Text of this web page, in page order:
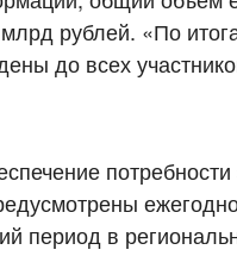
рублей. «По
до всех
период в